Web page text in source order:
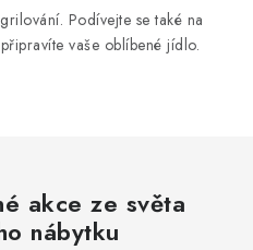
Podívejte se také na
vaše oblíbené jídlo.
akce ze světa
nábytku